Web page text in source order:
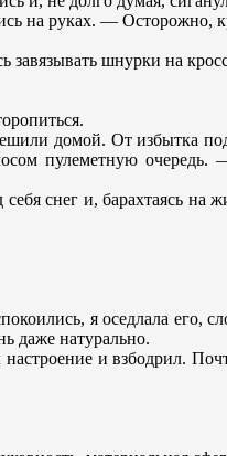
на руках. — Осторожно,
завязывать шнурки на
домой. От избытка
пулеметную
снег и, барахтаясь на
я оседлала его,
даже натурально.
и взбодрил.